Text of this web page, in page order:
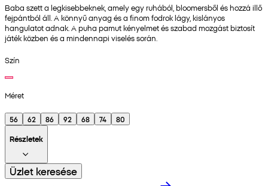
Baba szett a legkisebbeknek, amely egy ruhából, bloomersből és hozzá illő
fejpántból áll. A könnyű anyag és a finom fodrok lágy, kislányos
hangulatot adnak. A puha pamut kényelmet és szabad mozgást biztosít
játék közben és a mindennapi viselés során.
Szín
Méret
56 62 86 92 68 74
80
Részletek
Üzlet keresése